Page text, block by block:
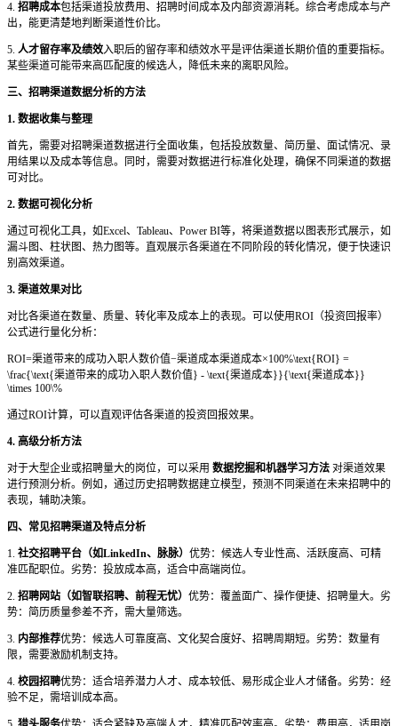
4. 招聘成本包括渠道投放费用、招聘时间成本及内部资源消耗。综合考虑成本与产
出，能更清楚地判断渠道性价比。
5. 人才留存率及绩效入职后的留存率和绩效水平是评估渠道长期价值的重要指标。
某些渠道可能带来高匹配度的候选人，降低未来的离职风险。
三、招聘渠道数据分析的方法
1. 数据收集与整理
首先，需要对招聘渠道数据进行全面收集，包括投放数量、简历量、面试情况、录
用结果以及成本等信息。同时，需要对数据进行标准化处理，确保不同渠道的数据
可对比。
2. 数据可视化分析
通过可视化工具，如Excel、Tableau、Power BI等，将渠道数据以图表形式展示，如
漏斗图、柱状图、热力图等。直观展示各渠道在不同阶段的转化情况，便于快速识
别高效渠道。
3. 渠道效果对比
对比各渠道在数量、质量、转化率及成本上的表现。可以使用ROI（投资回报率）
公式进行量化分析：
ROI=渠道带来的成功入职人数价值−渠道成本渠道成本×100%\text{ROI} =
\frac{\text{渠道带来的成功入职人数价值} - \text{渠道成本}}{\text{渠道成本}}
\times 100\%
通过ROI计算，可以直观评估各渠道的投资回报效果。
4. 高级分析方法
对于大型企业或招聘量大的岗位，可以采用 数据挖掘和机器学习方法 对渠道效果
进行预测分析。例如，通过历史招聘数据建立模型，预测不同渠道在未来招聘中的
表现，辅助决策。
四、常见招聘渠道及特点分析
1. 社交招聘平台（如LinkedIn、脉脉） 优势：候选人专业性高、活跃度高、可精
准匹配职位。 劣势：投放成本高，适合中高端岗位。
2. 招聘网站（如智联招聘、前程无忧） 优势：覆盖面广、操作便捷、招聘量大。 劣
势：简历质量参差不齐，需大量筛选。
3. 内部推荐优势：候选人可靠度高、文化契合度好、招聘周期短。 劣势：数量有
限，需要激励机制支持。
4. 校园招聘优势：适合培养潜力人才、成本较低、易形成企业人才储备。 劣势：经
验不足，需培训成本高。